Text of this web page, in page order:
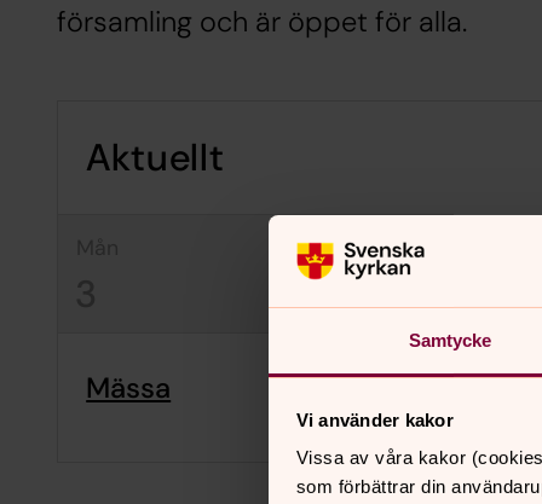
Samtycke
Vi använder kakor
Vissa av våra kakor
som förbättrar din
församling och är öppet för alla.
Aktuellt
tis
4 5
Mässa